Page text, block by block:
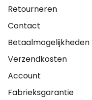
Retourneren
Contact
Betaalmogelijkheden
Verzendkosten
Account
Fabrieksgarantie